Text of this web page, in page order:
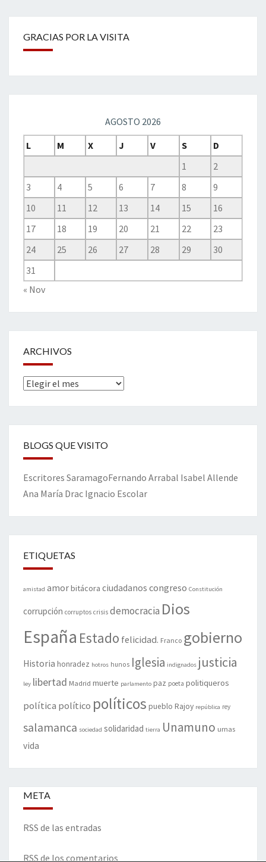
GRACIAS POR LA VISITA
AGOSTO 2026
L
M X J V S
D
1
2
3
4 5 6 7 8
9
10
11 12 13 14 15
16
17
18 19 20 21 22
23
24
25 26 27 28 29
30
31
« Nov
ARCHIVOS
Archivos
BLOGS QUE VISITO
Escritores SaramagoFernando Arrabal Isabel Allende
Ana María Drac Ignacio Escolar
ETIQUETAS
amistad amorbitácora ciudadanos congreso Constitución
corrupción corruptos crisis democracia Dios
España Estado felicidad. Franco gobierno
Historia honradez hotros hunos Iglesia indignados justicia
ley libertad Madrid muerte parlamento paz poeta politiqueros
política político políticos pueblo Rajoy república rey
salamanca sociedad solidaridad tierra Unamuno urnas
vida
META
RSS de las entradas
RSS de los comentarios